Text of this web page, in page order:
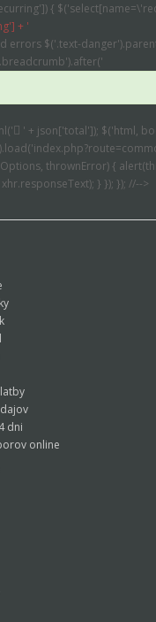
{
+ '
errors $('.text-
' + json['total']); $('html,
thrownError) {
} }); }); //-->
dni
online